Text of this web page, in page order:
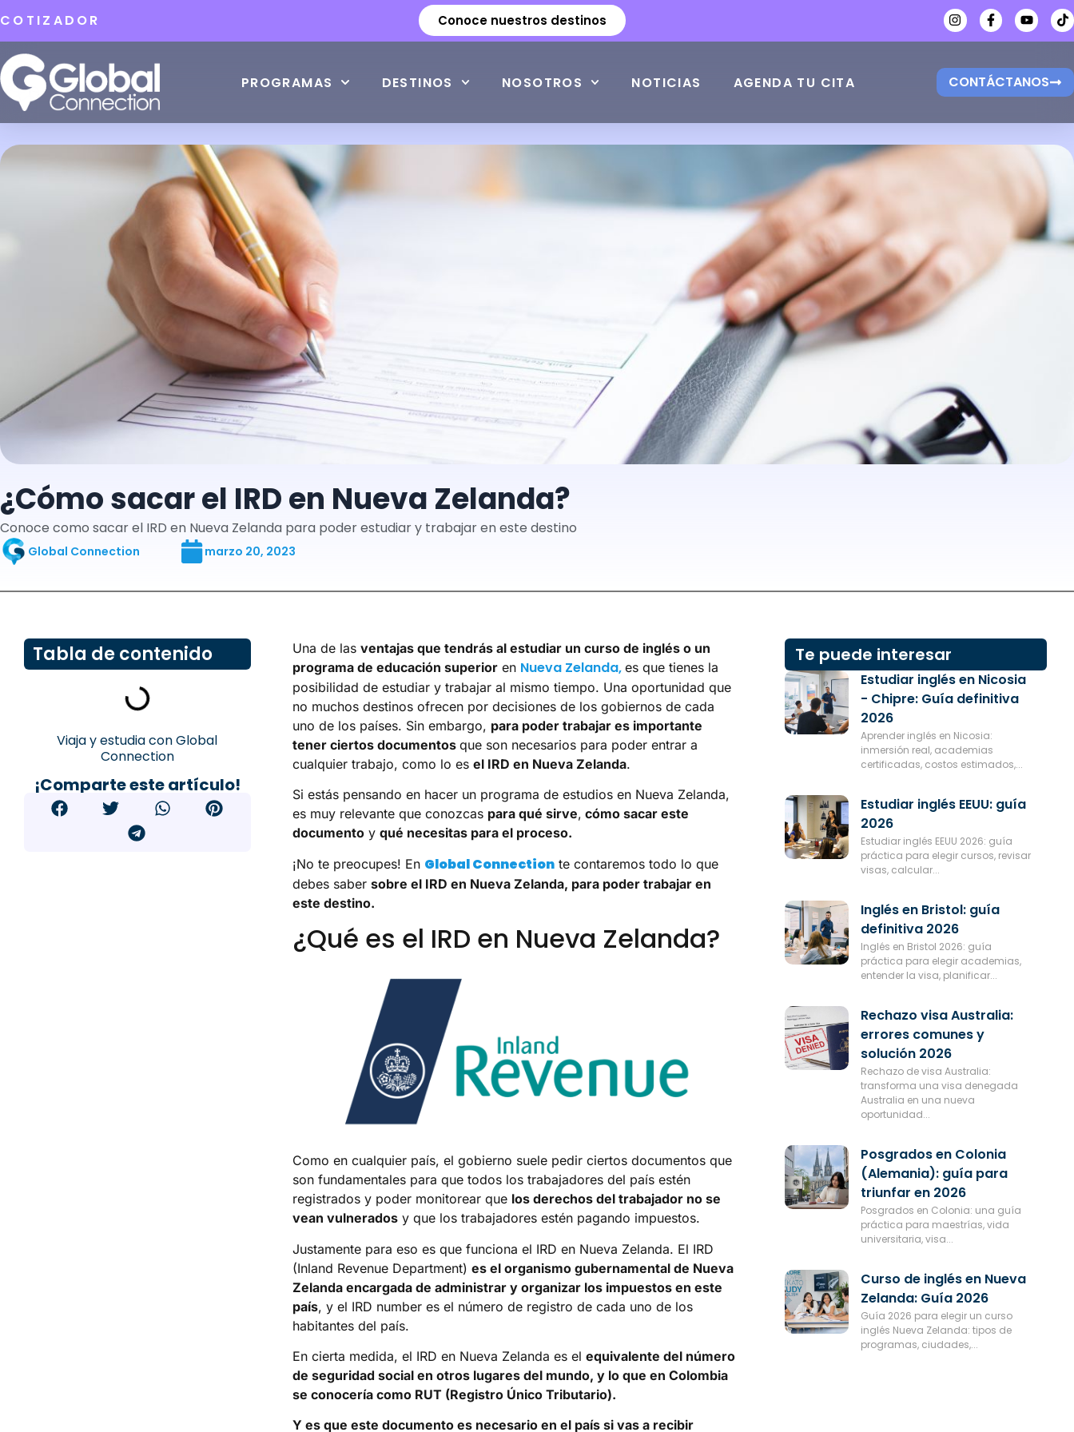
COTIZADOR Conoce nuestros destinos
PROGRAMAS DESTINOS NOSOTROS NOTICIAS AGENDA TU CITA CONTÁCTANOS
¿Cómo sacar el IRD en Nueva Zelanda?
Conoce como sacar el IRD en Nueva Zelanda para poder estudiar y trabajar en este destino
Global Connection marzo 20, 2023
Tabla de contenido
Viaja y estudia con Global
Connection
¡Comparte este artículo!
Una de las ventajas que tendrás al estudiar un curso de inglés o un
programa de educación superioren Nueva Zelanda, es que tienes la
posibilidad de estudiar y trabajar al mismo tiempo. Una oportunidad que
no muchos destinos ofrecen por decisiones de los gobiernos de cada
uno de los países. Sin embargo, para poder trabajar es importante
tener ciertos documentos que son necesarios para poder entrar a
cualquier trabajo, como lo es el IRD en Nueva Zelanda.
Si estás pensando en hacer un programa de estudios en Nueva Zelanda,
es muy relevante que conozcas para qué sirve, cómo sacar este
documentoy qué necesitas para el proceso.
¡No te preocupes! En Global Connectionte contaremos todo lo que
debes saber sobre el IRD en Nueva Zelanda, para poder trabajar en
este destino.
¿Qué es el IRD en Nueva Zelanda?
Como en cualquier país, el gobierno suele pedir ciertos documentos que
son fundamentales para que todos los trabajadores del país estén
registrados y poder monitorear que los derechos del trabajador no se
vean vulneradosy que los trabajadores estén pagando impuestos.
Justamente para eso es que funciona el IRD en Nueva Zelanda. El IRD
(Inland Revenue Department) es el organismo gubernamental de Nueva
Zelanda encargada de administrar y organizar los impuestos en este
país, y el IRD number es el número de registro de cada uno de los
habitantes del país.
En cierta medida, el IRD en Nueva Zelanda es el equivalente del número
de seguridad social en otros lugares del mundo, y lo que en Colombia
se conocería como RUT (Registro Único Tributario).
Y es que este documento es necesario en el país si vas a recibir
Te puede interesar
Estudiar inglés en Nicosia
- Chipre: Guía definitiva
2026
Aprender inglés en Nicosia:
inmersión real, academias
certificadas, costos estimados,...
Estudiar inglés EEUU: guía
2026
Estudiar inglés EEUU 2026: guía
práctica para elegir cursos, revisar
visas, calcular...
Inglés en Bristol: guía
definitiva 2026
Inglés en Bristol 2026: guía
práctica para elegir academias,
entender la visa, planificar...
Rechazo visa Australia:
errores comunes y
solución 2026
Rechazo de visa Australia:
transforma una visa denegada
Australia en una nueva
oportunidad...
Posgrados en Colonia
(Alemania): guía para
triunfar en 2026
Posgrados en Colonia: una guía
práctica para maestrías, vida
universitaria, visa...
Curso de inglés en Nueva
Zelanda: Guía 2026
Guía 2026 para elegir un curso
inglés Nueva Zelanda: tipos de
programas, ciudades,...